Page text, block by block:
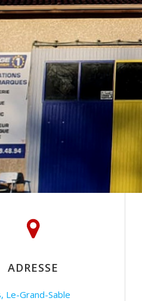
ADRESSE
Le-Grand-Sable